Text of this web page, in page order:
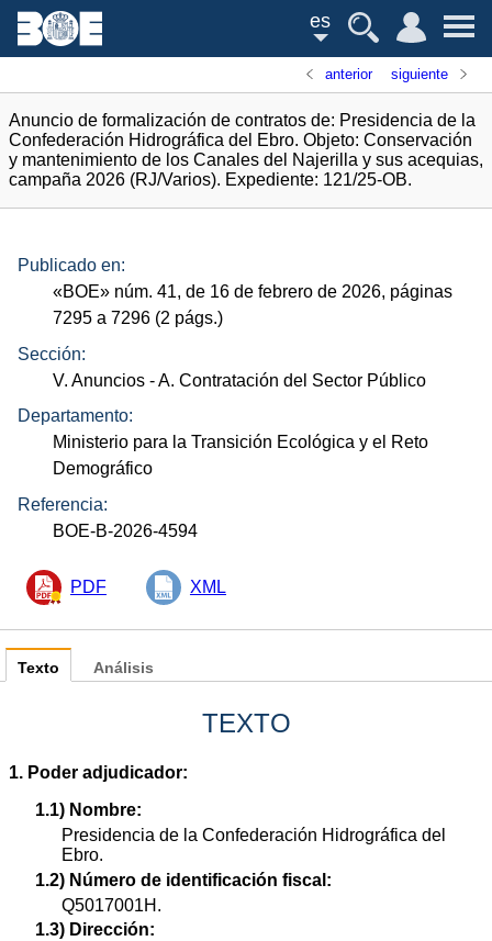
es
anterior siguiente
Anuncio de formalización de contratos de: Presidencia de la
Confederación Hidrográfica del Ebro. Objeto: Conservación
y mantenimiento de los Canales del Najerilla y sus acequias,
campaña 2026 (RJ/Varios). Expediente: 121/25-OB.
Publicado en:
«BOE» núm. 41, de 16 de febrero de 2026, páginas
7295 a 7296 (2 págs.)
Sección:
V. Anuncios - A. Contratación del Sector Público
Departamento:
Ministerio para la Transición Ecológica y el Reto
Demográfico
Referencia:
BOE-B-2026-4594
PDF XML
Texto
TEXTO
1. Poder adjudicador:
1.1) Nombre:
Presidencia de la Confederación Hidrográfica del
Ebro.
1.2) Número de identificación fiscal:
Q5017001H.
1.3) Dirección:
Análisis